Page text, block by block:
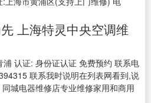
上海特灵中央空调维
认证: 身份证认证 免费预约 联系电
联系我时说明在列表网看到,说
城电器维修店专业维修家用和商用